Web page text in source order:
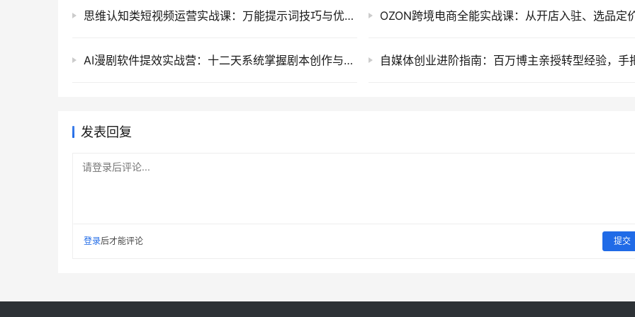
思维认知类短视频运营实战课：万能提示词技巧与优质口播作品制作指南
AI漫剧软件提效实战营：十二天系统掌握剧本创作与高效制作变现课程
发表回复
请登录后评论...
登录后才能评论 提交